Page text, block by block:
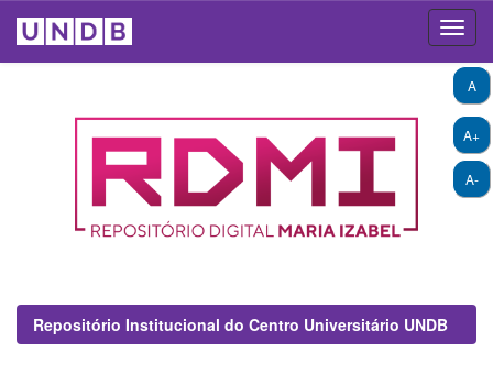
A+
A-
A
Repositório Institucional do Centro Universitário UNDB